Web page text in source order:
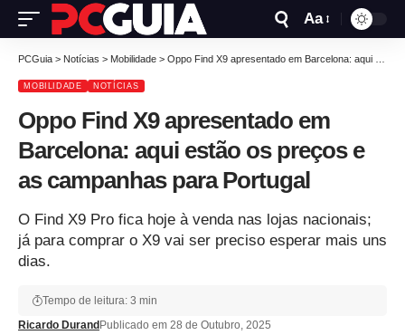
Aa
PCGuia > Notícias > Mobilidade > Oppo Find X9 apresentado em Barcelona: aqui estão os preços e as campanhas para Portugal
MOBILIDADE NOTÍCIAS
Oppo Find X9 apresentado em
Barcelona: aqui estão os preços e
as campanhas para Portugal
O Find X9 Pro fica hoje à venda nas lojas nacionais;
já para comprar o X9 vai ser preciso esperar mais uns
dias.
Ricardo Durand Publicado em 28 de Outubro, 2025
Tempo de leitura: 3 min